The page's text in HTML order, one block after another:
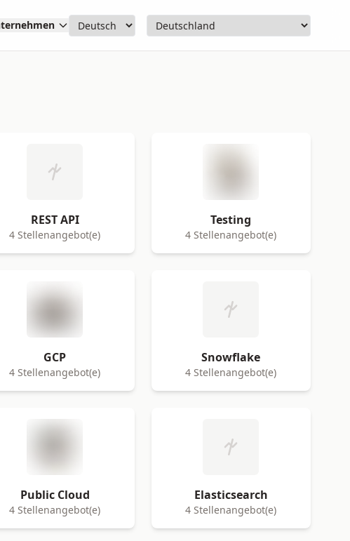
REST API
4 Stellenangebot(e)
Testing
4 Stellenangebot(e)
GCP
4 Stellenangebot(e)
Snowflake
4 Stellenangebot(e)
Public Cloud
4 Stellenangebot(e)
Elasticsearch
4 Stellenangebot(e)